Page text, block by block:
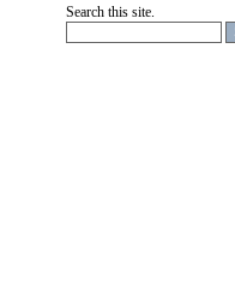
Search this site.